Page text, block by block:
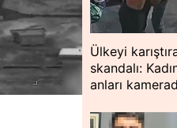
Ülkeyi
skandalı:
anları